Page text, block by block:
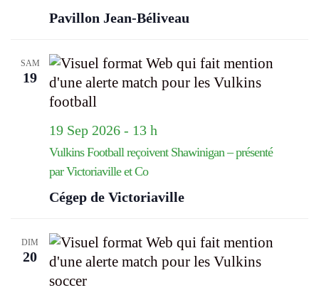
Pavillon Jean-Béliveau
SAM
19
19 Sep 2026 - 13 h
Vulkins Football reçoivent Shawinigan – présenté
par Victoriaville et Co
Cégep de Victoriaville
DIM
20